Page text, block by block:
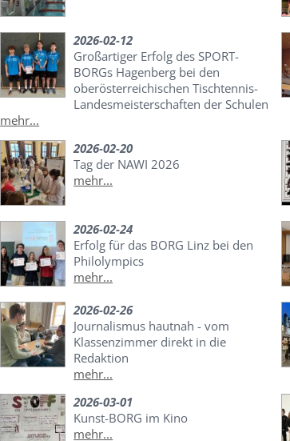
2026-02-12
Großartiger Erfolg des SPORT-
BORGs Hagenberg bei den
oberösterreichischen Tischtennis-
Landesmeisterschaften der Schulen
mehr...
2026-02-20
Tag der NAWI 2026
mehr...
2026-02-24
Erfolg für das BORG Linz bei den
Philolympics
mehr...
2026-02-26
Journalismus hautnah - vom
Klassenzimmer direkt in die
Redaktion
mehr...
2026-03-01
Kunst-BORG im Kino
mehr...